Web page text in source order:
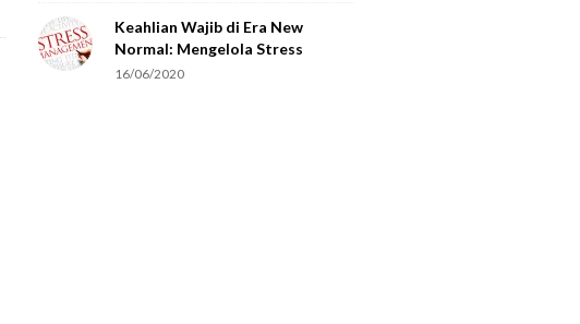
Keahlian Wajib di Era New
Normal: Mengelola Stress
16/06/2020